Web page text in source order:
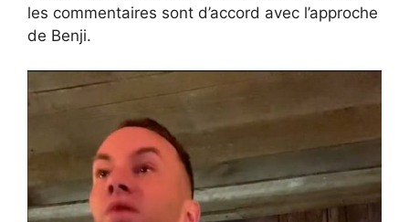
les commentaires sont d’accord avec l’approche
de Benji.